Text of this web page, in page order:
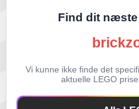
Find dit
Vi kunne ikke finde det
aktuelle LEGO